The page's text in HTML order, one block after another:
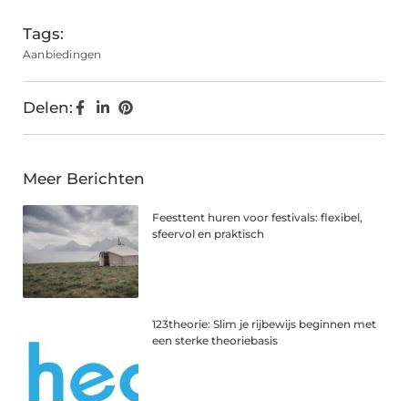
Tags:
Aanbiedingen
Delen:
Meer Berichten
Feesttent huren voor festivals: flexibel,
sfeervol en praktisch
123theorie: Slim je rijbewijs beginnen met
een sterke theoriebasis